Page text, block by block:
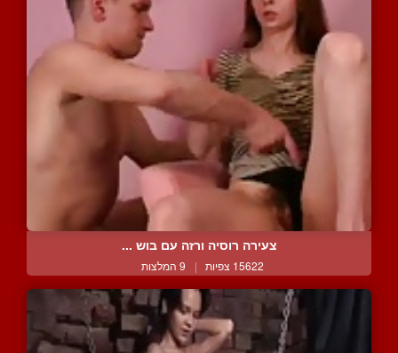
צעירה רוסיה ורזה עם בוש ...
15622 צפיות | 9 המלצות